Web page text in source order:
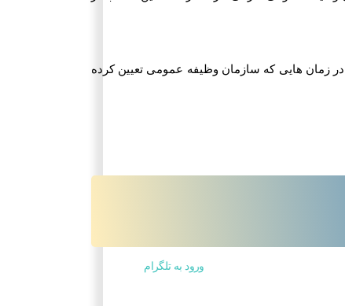
حضور در زمان هایی که سازمان وظیفه عمومی تعیین کرده
ورود به تلگرام